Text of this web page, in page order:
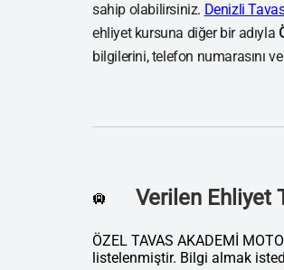
sahip olabilirsiniz. Denizli
ehliyet kursuna diğer bir adıyla
bilgilerini, telefon numarasını
🛄 Verilen Ehliyet
ÖZEL TAVAS AKADEMİ
listelenmiştir. Bilgi almak